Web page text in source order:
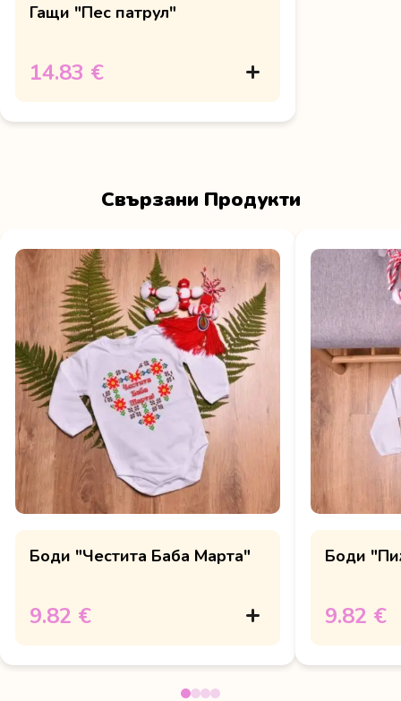
Гащи "Пес патрул"
14.83 €
Свързани Продукти
Боди "Честита Баба Марта"
9.82 €
Боди
9.82 €